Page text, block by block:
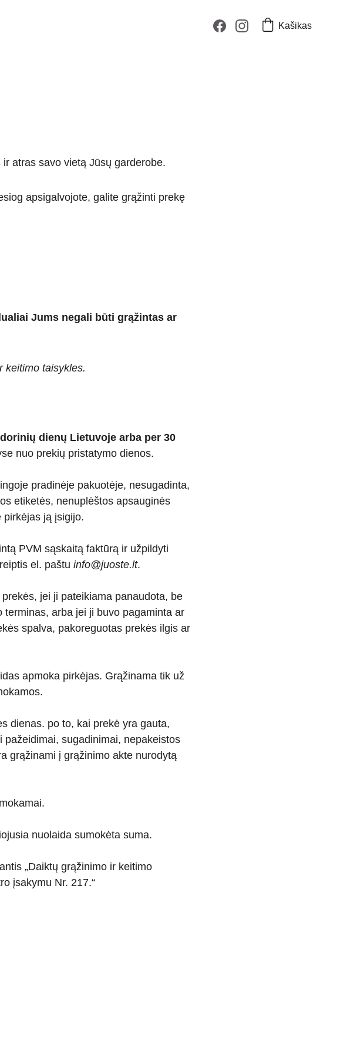
Kašikas
atras savo vietą Jūsų garderobe.
apsigalvojote, galite grąžinti prekę
Jums negali būti grąžintas ar
keitimo taisykles.
dienų Lietuvoje arba per 30
nuo prekių pristatymo dienos.
pradinėje pakuotėje, nesugadinta,
etiketės, nenuplėštos apsauginės
pirkėjas ją įsigijo.
PVM sąskaitą faktūrą ir užpildyti
el. paštu info@juoste.lt.
jei ji pateikiama panaudota, be
arba jei ji buvo pagaminta ar
spalva, pakoreguotas prekės ilgis ar
apmoka pirkėjas. Grąžinama tik už
dienas. po to, kai prekė yra gauta,
sugadinimai, nepakeistos
grąžinami į grąžinimo akte nurodytą
nuolaida sumokėta suma.
„Daiktų grąžinimo ir keitimo
įsakymu Nr. 217.“